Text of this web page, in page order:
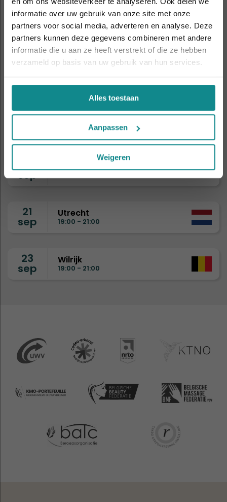
informatie over uw gebruik van onze site met onze
partners voor social media, adverteren en analyse. Deze
partners kunnen deze gegevens combineren met andere
informatie die u aan ze heeft verstrekt of die ze hebben
verzameld op basis van uw gebruik van hun services.
Alles toestaan
Aanpassen
Weigeren
5
sep
Amsterdam
11:00 - 14:00
sep
9 Eindhoven
19:00 - 21:00
sep
Nijmegen
21
sep
Utrecht
19:00 - 21:00
23
sep
Wilrijk
19:00 - 21:00
De hittegolf houdt aan... onze actie ook! 10%
korting verlengd t.e.m. 7 augustus 2026.
Sluiten